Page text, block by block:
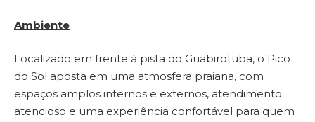
Ambiente
Localizado em frente à pista do Guabirotuba, o Pico
do Sol aposta em uma atmosfera praiana, com
espaços amplos internos e externos, atendimento
atencioso e uma experiência confortável para quem